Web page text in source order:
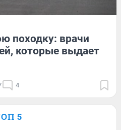
походку: врачи
которые выдает
4
5